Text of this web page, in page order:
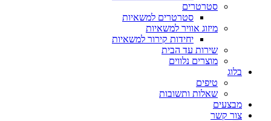
סטרטרים
סטרטרים למשאיות
מיזוג אוויר למשאיות
יחידות קירור למשאיות
שירות עד הבית
מוצרים נלווים
בלוג
טיפים
שאלות ותשובות
מבצעים
צור קשר